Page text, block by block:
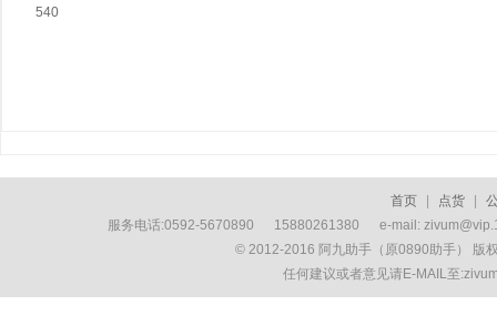
540
首页 点货
服务电话:0592-5670890 15880261380 e-mail:
© 2012-2016 阿九助手（原0890助手） 版
任何建议或者意见请E-MAIL至